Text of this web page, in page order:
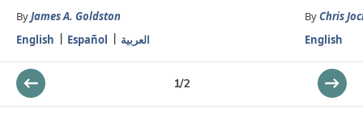
ByJames A. Goldston
English
Español العربية
ByChris
English
1/2